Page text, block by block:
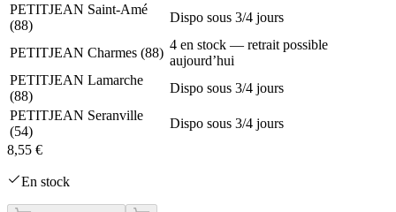
PETITJEAN Saint-Amé
(88)
Dispo sous 3/4 jours
PETITJEAN Charmes (88)
4 en stock — retrait possible
aujourd’hui
PETITJEAN Lamarche
(88)
Dispo sous 3/4 jours
PETITJEAN Seranville
(54)
Dispo sous 3/4 jours
8,55 €
En stock